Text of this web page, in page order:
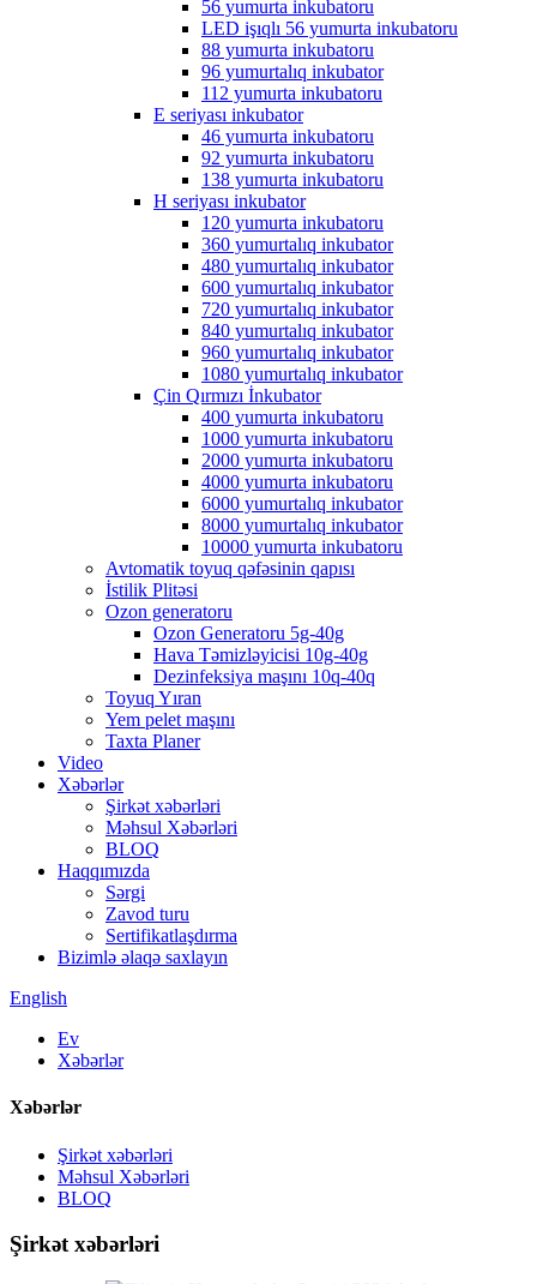
56 yumurta inkubatoru
LED işıqlı 56 yumurta inkubatoru
88 yumurta inkubatoru
96 yumurtalıq inkubator
112 yumurta inkubatoru
E seriyası inkubator
46 yumurta inkubatoru
92 yumurta inkubatoru
138 yumurta inkubatoru
H seriyası inkubator
120 yumurta inkubatoru
360 yumurtalıq inkubator
480 yumurtalıq inkubator
600 yumurtalıq inkubator
720 yumurtalıq inkubator
840 yumurtalıq inkubator
960 yumurtalıq inkubator
1080 yumurtalıq inkubator
Çin Qırmızı İnkubator
400 yumurta inkubatoru
1000 yumurta inkubatoru
2000 yumurta inkubatoru
4000 yumurta inkubatoru
6000 yumurtalıq inkubator
8000 yumurtalıq inkubator
10000 yumurta inkubatoru
Avtomatik toyuq qəfəsinin qapısı
İstilik Plitəsi
Ozon generatoru
Ozon Generatoru 5g-40g
Hava Təmizləyicisi 10g-40g
Dezinfeksiya maşını 10q-40q
Toyuq Yıran
Yem pelet maşını
Taxta Planer
Video
Xəbərlər
Şirkət xəbərləri
Məhsul Xəbərləri
BLOQ
Haqqımızda
Sərgi
Zavod turu
Sertifikatlaşdırma
Bizimlə əlaqə saxlayın
English
Ev
Xəbərlər
Xəbərlər
Şirkət xəbərləri
Məhsul Xəbərləri
BLOQ
Şirkət xəbərləri